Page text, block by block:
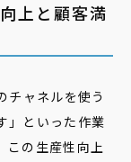
上と顧客満
チャネルを使う
」といった作業
この生産性向上